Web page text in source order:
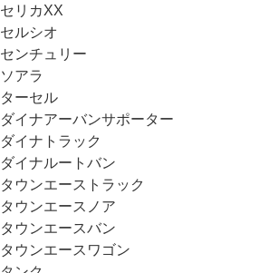
セリカXX
セルシオ
センチュリー
ソアラ
ターセル
ダイナアーバンサポーター
ダイナトラック
ダイナルートバン
タウンエーストラック
タウンエースノア
タウンエースバン
タウンエースワゴン